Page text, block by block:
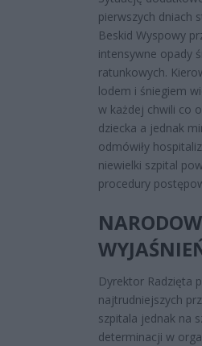
pierwszych dniach
Beskid Wyspowy
intensywne opady
ratunkowych.
lodem i śniegiem
w każdej chwili co
dziecka a jednak
odmówiły
niewielki szpital
procedury
Dyrektor Radzięta
najtrudniejszych
szpitala jednak na
determinacji w